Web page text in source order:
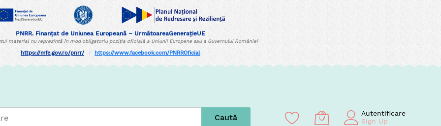
PNRR. Finanțat de Uniunea Europeană – UrmătoareaGenerațieUE
material nu reprezintă în mod obligatoriu poziția oficială a Uniunii Europene sau a Guvernului României
https://mfe.gov.ro/pnrr/ https://www.facebook.com/PNRROficial
Caută
Autentificare
Sign Up